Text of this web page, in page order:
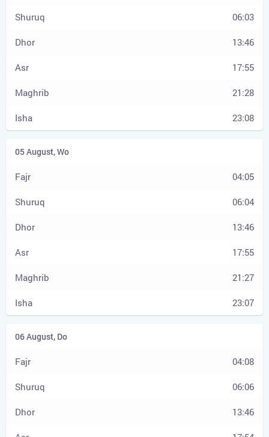
06:03
13:46
17:55
21:28
23:08
04:05
06:04
13:46
17:55
21:27
23:07
04:08
06:06
13:46